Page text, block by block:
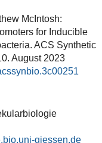
McIntosh:
for Inducible
ACS Synthetic
August 2023